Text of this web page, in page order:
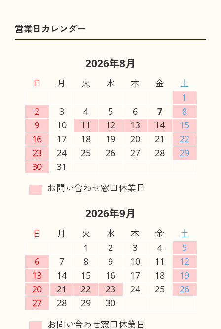
2026年8月
日 月 火 水 木 金
土
1
2
3 4 5 6 7
8
9
10 11 12 13 14
15
16
17 18 19 20 21
22
23
24 25 26 27 28
29
30
31
2026年9月
日 月 火 水 木 金
土
1
2 3 4
5
6
7 8 9 10 11
12
13
14 15 16 17 18
19
20
21 22 23 24 25
26
27
28 29 30